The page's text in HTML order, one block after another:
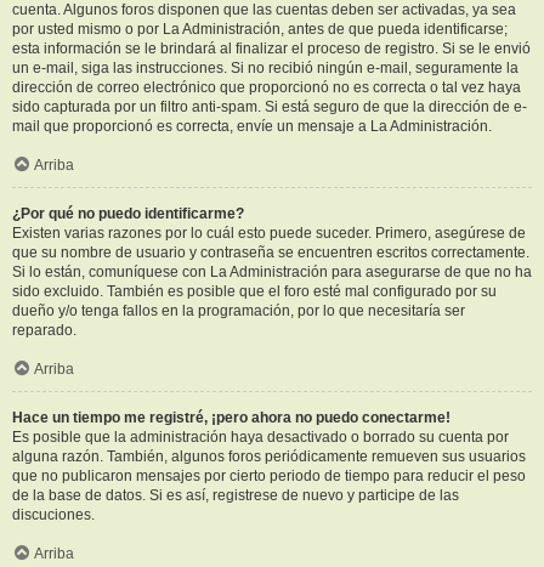
cuenta. Algunos foros disponen que las cuentas deben ser activadas, ya sea
por usted mismo o por La Administración, antes de que pueda identificarse;
esta información se le brindará al finalizar el proceso de registro. Si se le envió
un e-mail, siga las instrucciones. Si no recibió ningún e-mail, seguramente la
dirección de correo electrónico que proporcionó no es correcta o tal vez haya
sido capturada por un filtro anti-spam. Si está seguro de que la dirección de e-
mail que proporcionó es correcta, envíe un mensaje a La Administración.
Arriba
¿Por qué no puedo identificarme?
Existen varias razones por lo cuál esto puede suceder. Primero, asegúrese de
que su nombre de usuario y contraseña se encuentren escritos correctamente.
Si lo están, comuníquese con La Administración para asegurarse de que no ha
sido excluido. También es posible que el foro esté mal configurado por su
dueño y/o tenga fallos en la programación, por lo que necesitaría ser
reparado.
Arriba
Hace un tiempo me registré, ¡pero ahora no puedo conectarme!
Es posible que la administración haya desactivado o borrado su cuenta por
alguna razón. También, algunos foros periódicamente remueven sus usuarios
que no publicaron mensajes por cierto periodo de tiempo para reducir el peso
de la base de datos. Si es así, registrese de nuevo y participe de las
discuciones.
Arriba